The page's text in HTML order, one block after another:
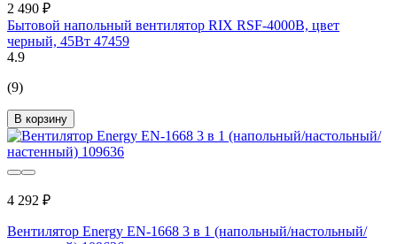
2 490 ₽
Бытовой напольный вентилятор RIX RSF-4000B, цвет
черный, 45Вт 47459
4.9
(9)
В корзину
4 292 ₽
Вентилятор Energy EN-1668 3 в 1 (напольный/настольный/